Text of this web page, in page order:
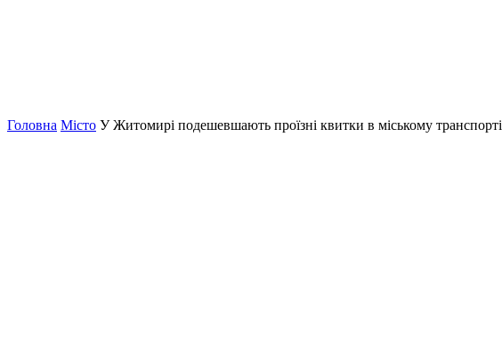
Головна Місто У Житомирі подешевшають проїзні квитки в міському транспорті